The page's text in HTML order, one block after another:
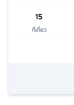
15
ที่เที่ยว